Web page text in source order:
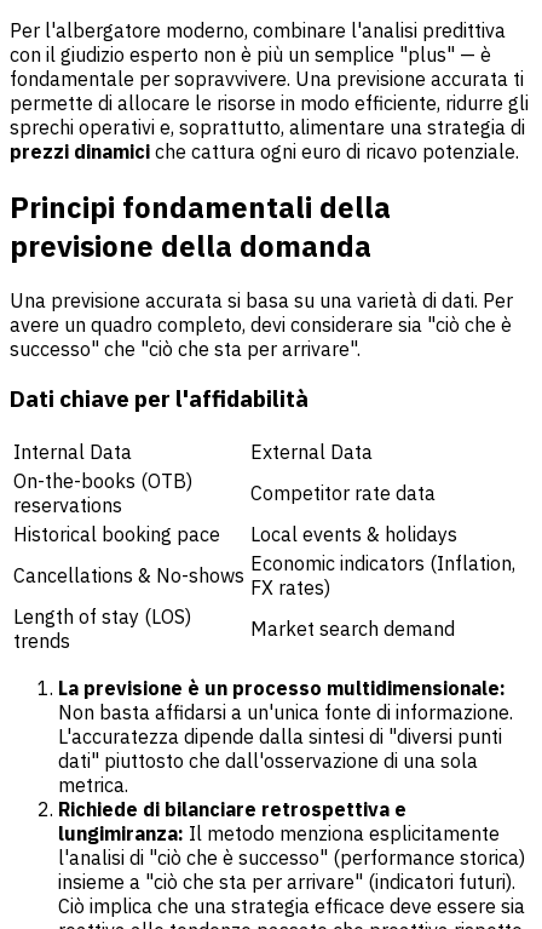
Per l'albergatore moderno, combinare l'analisi predittiva
con il giudizio esperto non è più un semplice "plus" — è
fondamentale per sopravvivere. Una previsione accurata ti
permette di allocare le risorse in modo efficiente, ridurre gli
sprechi operativi e, soprattutto, alimentare una strategia di
prezzi dinamici che cattura ogni euro di ricavo potenziale.
Principi fondamentali della
previsione della domanda
Una previsione accurata si basa su una varietà di dati. Per
avere un quadro completo, devi considerare sia "ciò che è
successo" che "ciò che sta per arrivare".
Dati chiave per l'affidabilità
Internal Data
External Data
On-the-books (OTB)
reservations
Competitor rate data
Historical booking pace
Local events & holidays
Cancellations & No-shows Economic indicators (Inflation,
FX rates)
Length of stay (LOS)
trends
Market search demand
La previsione è un processo multidimensionale:
Non basta affidarsi a un'unica fonte di informazione.
L'accuratezza dipende dalla sintesi di "diversi punti
dati" piuttosto che dall'osservazione di una sola
metrica.
Richiede di bilanciare retrospettiva e
lungimiranza: Il metodo menziona esplicitamente
l'analisi di "ciò che è successo" (performance storica)
insieme a "ciò che sta per arrivare" (indicatori futuri).
Ciò implica che una strategia efficace deve essere sia